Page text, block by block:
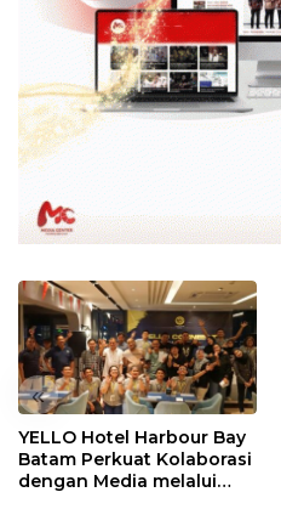
«
YELLO Hotel Harbour Bay
Batam Perkuat Kolaborasi
dengan Media melalui